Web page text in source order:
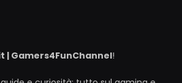
| Gamers4FunChannel!